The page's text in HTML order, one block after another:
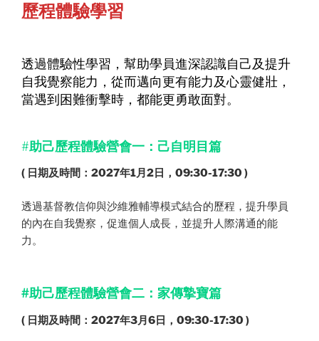
歷程體驗學習
透過體驗性學習，幫助學員進深認識自己及提升
自我覺察能力，從而邁向更有能力及心靈健壯，
當遇到困難衝擊時，都能更勇敢面對。
#助己歷程體驗營會一：己自明目篇
( 日期及時間：2027年1月2日，09:30-17:30 )
透過基督教信仰與沙維雅輔導模式結合的歷程，提升學員
的內在自我覺察，促進個人成長，並提升人際溝通的能
力。
#助己歷程體驗營會二：家傳摯寶篇
( 日期及時間 ：2027年3月6日 ，09:30-17:30)